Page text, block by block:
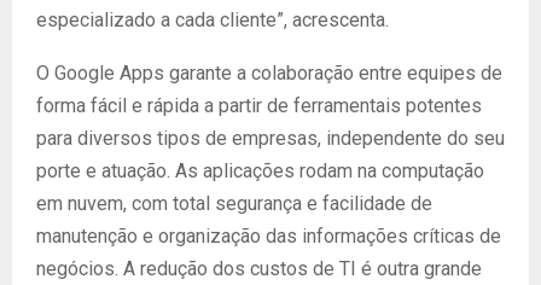
especializado a cada cliente”, acrescenta.
O Google Apps garante a colaboração entre equipes de
forma fácil e rápida a partir de ferramentais potentes
para diversos tipos de empresas, independente do seu
porte e atuação. As aplicações rodam na computação
em nuvem, com total segurança e facilidade de
manutenção e organização das informações críticas de
negócios. A redução dos custos de TI é outra grande